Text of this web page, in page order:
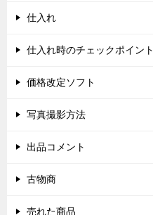
仕入れ
仕入れ時のチェックポイント
価格改定ソフト
写真撮影方法
出品コメント
古物商
売れた商品